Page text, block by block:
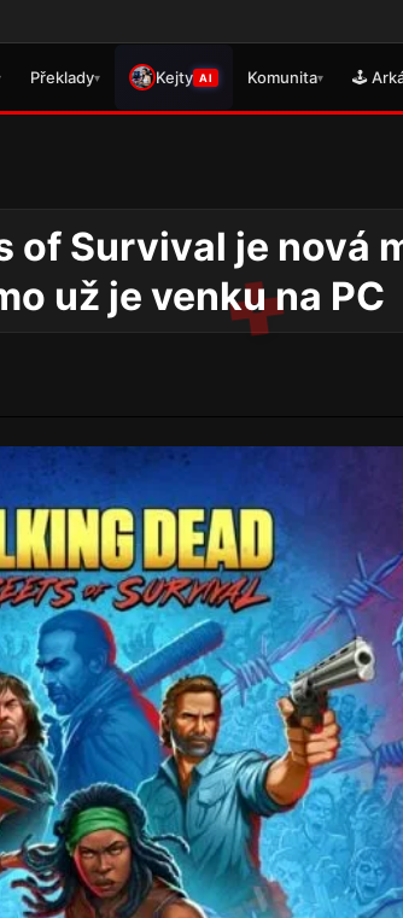
Překlady▾ Kejty AI Komunita▾ 🕹️
of Survival je nová
už je venku na PC